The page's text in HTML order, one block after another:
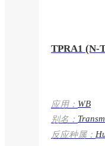
TPRA1 (N-
应用： WB
别名：
protein
反应种属：